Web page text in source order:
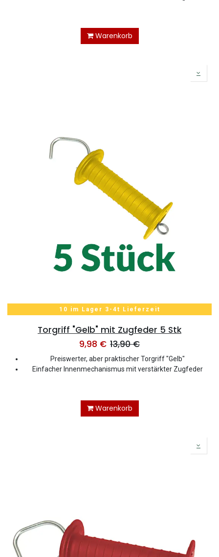
Warenkorb
10 im Lager 3-4t Lieferzeit
Torgriff "Gelb" mit Zugfeder 5 Stk
9,98 € 13,90€
Preiswerter, aber praktischer Torgriff "Gelb"
Einfacher Innenmechanismus mit verstärkter Zugfeder
Warenkorb